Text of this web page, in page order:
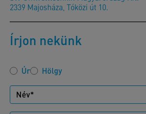
2339 Majosháza, Tóközi út 10.
Írjon nekünk
Úr Hölgy